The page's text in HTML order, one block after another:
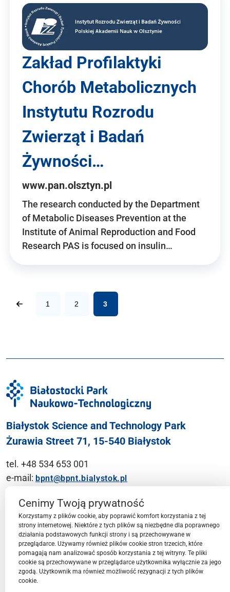
Zakład Profilaktyki
Chorób Metabolicznych
Instytutu Rozrodu
Zwierząt i Badań
Żywności…
www.pan.olsztyn.pl
The research conducted by the Department
of Metabolic Diseases Prevention at the
Institute of Animal Reproduction and Food
Research PAS is focused on insulin…
1 2 3
Białystok Science and Technology Park
Żurawia Street 71, 15-540 Białystok
tel. +48 534 653 001
e-mail: bpnt@bpnt.bialystok.pl
Contact
BPN-T Area
BPN-T Offer
Cenimy Twoją prywatność
Korzystamy z plików cookie, aby poprawić komfort korzystania z tej
strony internetowej. Niektóre z tych plików są niezbędne dla poprawnego
działania podstawowych funkcji strony i są przechowywane w
przeglądarce. Używamy również plików cookie stron trzecich, które
pomagają nam analizować sposób korzystania z tej witryny. Te pliki
cookie są przechowywane w przeglądarce użytkownika wyłącznie za jego
zgodą. Użytkownik ma również możliwość rezygnacji z tych plików
cookie.